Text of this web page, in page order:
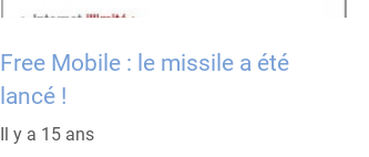
Free Mobile : le missile a été
lancé !
Il y a 15 ans